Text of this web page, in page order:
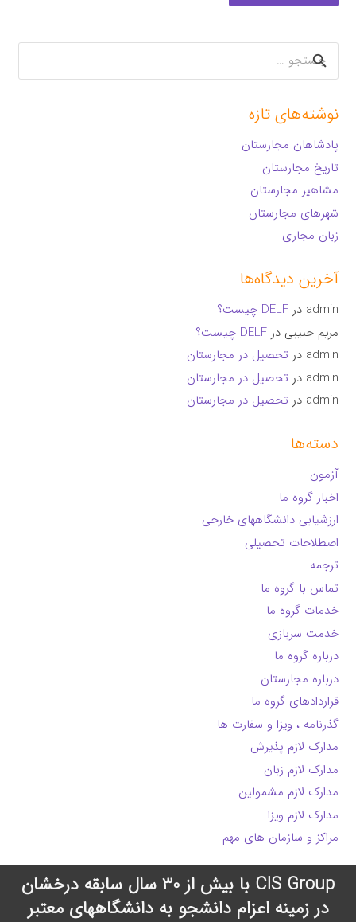
جستجو
برای:
نوشته‌های تازه
پادشاهان مجارستان
تاریخ مجارستان
مشاهیر مجارستان
شهرهای مجارستان
زبان مجاری
آخرین دیدگاه‌ها
admin درDELF چیست؟
مریم حبیبی درDELF چیست؟
admin در تحصیل در مجارستان
admin در تحصیل در مجارستان
admin در تحصیل در مجارستان
دسته‌ها
آزمون
اخبار گروه ما
ارزشیابی دانشگاههای خارجی
اصطلاحات تحصیلی
ترجمه
تماس با گروه ما
خدمات گروه ما
خدمت سربازی
درباره گروه ما
درباره مجارستان
قراردادهای گروه ما
گذرنامه ، ویزا و سفارت ها
مدارک لازم پذیرش
مدارک لازم زبان
مدارک لازم مشمولین
مدارک لازم ویزا
مراکز و سازمان های مهم
CIS Group با بیش از 30 سال سابقه درخشان
در زمینه اعزام دانشجو به دانشگاههای معتبر